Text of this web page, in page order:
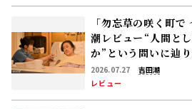
「勿忘草の咲く町
潮レビュー――“人間と
か”という問いに辿
2026.07.27
吉田潮
レビュー